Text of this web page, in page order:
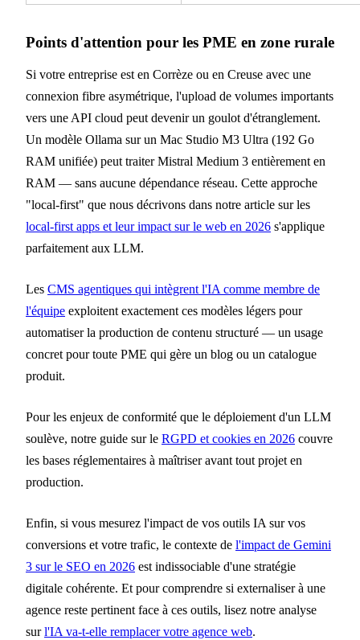
Points d'attention pour les PME en zone rurale
Si votre entreprise est en Corrèze ou en Creuse avec une
connexion fibre asymétrique, l'upload de volumes importants
vers une API cloud peut devenir un goulot d'étranglement.
Un modèle Ollama sur un Mac Studio M3 Ultra (192 Go
RAM unifiée) peut traiter Mistral Medium 3 entièrement en
RAM — sans aucune dépendance réseau. Cette approche
"local-first" que nous décrivons dans notre article sur les
local-first apps et leur impact sur le web en 2026 s'applique
parfaitement aux LLM.
Les CMS agentiques qui intègrent l'IA comme membre de
l'équipe exploitent exactement ces modèles légers pour
automatiser la production de contenu structuré — un usage
concret pour toute PME qui gère un blog ou un catalogue
produit.
Pour les enjeux de conformité que le déploiement d'un LLM
soulève, notre guide sur le RGPD et cookies en 2026 couvre
les bases réglementaires à maîtriser avant tout projet en
production.
Enfin, si vous mesurez l'impact de vos outils IA sur vos
conversions et votre trafic, le contexte de l'impact de Gemini
3 sur le SEO en 2026 est indissociable d'une stratégie
digitale cohérente. Et pour comprendre si externaliser à une
agence reste pertinent face à ces outils, lisez notre analyse
surl'IA va-t-elle remplacer votre agence web.